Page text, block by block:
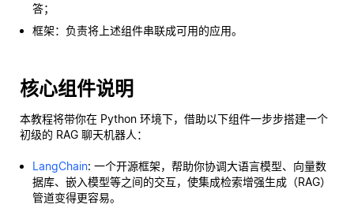
答；
框架：负责将上述组件串联成可用的应用。
核心组件说明
本教程将带你在 Python 环境下，借助以下组件一步步搭建一个
初级的 RAG 聊天机器人：
LangChain: 一个开源框架，帮助你协调大语言模型、向量数
据库、嵌入模型等之间的交互，使集成检索增强生成（RAG）
管道变得更容易。